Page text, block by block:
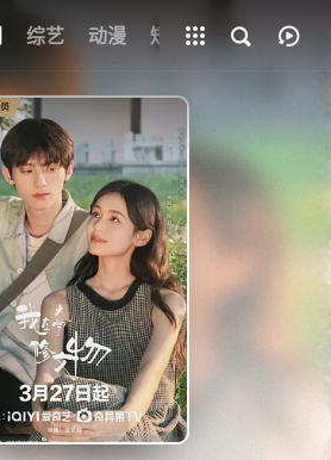
综艺 动漫 短剧
全部影片